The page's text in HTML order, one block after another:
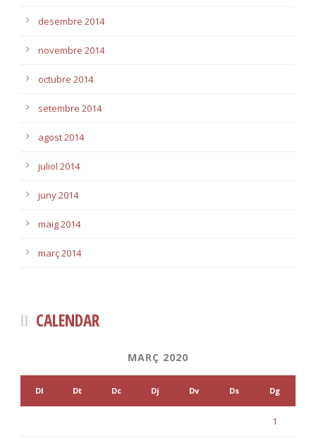
desembre 2014
novembre 2014
octubre 2014
setembre 2014
agost 2014
juliol 2014
juny 2014
maig 2014
març 2014
CALENDAR
MARÇ 2020
Dl Dt Dc Dj Dv Ds Dg
1